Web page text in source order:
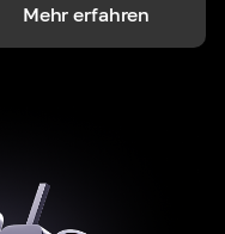
Mehr erfahren